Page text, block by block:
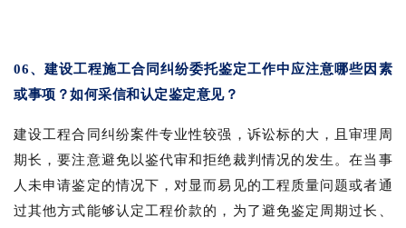
06、建设工程施工合同纠纷委托鉴定工作中应注意哪些因素
或事项？如何采信和认定鉴定意见？
建设工程合同纠纷案件专业性较强，诉讼标的大，且审理周
期长，要注意避免以鉴代审和拒绝裁判情况的发生。在当事
人未申请鉴定的情况下，对显而易见的工程质量问题或者通
过其他方式能够认定工程价款的，为了避免鉴定周期过长、